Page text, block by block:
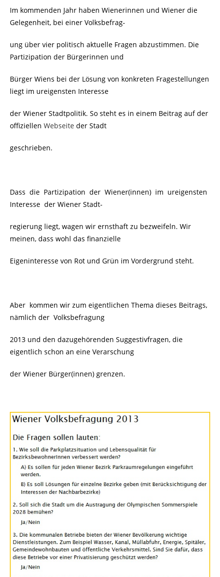
Im kommenden Jahr haben Wienerinnen und Wiener die
Gelegenheit, bei einer Volksbefrag-
ung über vier politisch aktuelle Fragen abzustimmen. Die
Partizipation der Bürgerinnen und
Bürger Wiens bei der Lösung von konkreten Fragestellungen
liegt im ureigensten Interesse
der Wiener Stadtpolitik. So steht es in einem Beitrag auf der
offiziellen Webseite der Stadt
geschrieben.
Dass die Partizipation der Wiener(innen) im ureigensten
Interesse der Wiener Stadt-
regierung liegt, wagen wir ernsthaft zu bezweifeln. Wir
meinen, dass wohl das finanzielle
Eigeninteresse von Rot und Grün im Vordergrund steht.
Aber kommen wir zum eigentlichen Thema dieses Beitrags,
nämlich der Volksbefragung
2013 und den dazugehörenden Suggestivfragen, die
eigentlich schon an eine Verarschung
der Wiener Bürger(innen) grenzen.